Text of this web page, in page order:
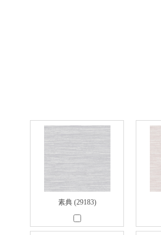
素典 (29183)